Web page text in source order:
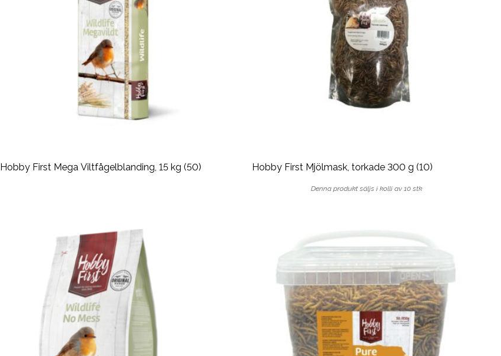
Hobby First Mega Viltfågelblanding, 15 kg (50) Hobby First Mjölmask, torkade 300 g (10)
Denna produkt säljs i kolli av 10 stk